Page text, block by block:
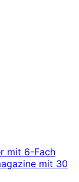
mit 6-Fach
mit 30